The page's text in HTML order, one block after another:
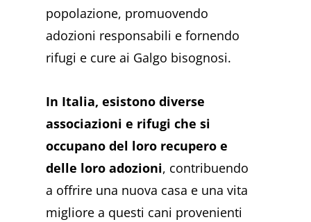
popolazione, promuovendo
adozioni responsabili e fornendo
rifugi e cure ai Galgo bisognosi.
In Italia, esistono diverse
associazioni e rifugi che si
occupano del loro recupero e
delle loro adozioni, contribuendo
a offrire una nuova casa e una vita
migliore a questi cani provenienti